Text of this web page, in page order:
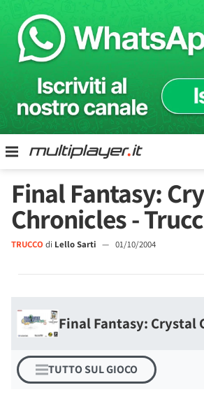
Final Fantasy:
Chronicles -
TRUCCO di Lello Sarti — 01/10/2004
Final Fantasy: Crystal
TUTTO SUL GIOCO